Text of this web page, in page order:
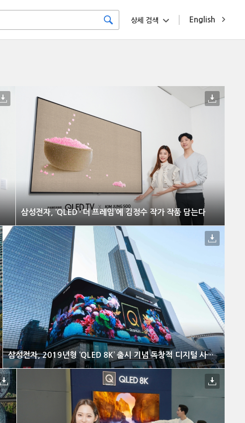
English
상세 검색
삼성전자, ‘QLED’·‘더 프레임’에 김정수 작가 작품 담는다
삼성전자, 2019년형 ‘QLED 8K’ 출시 기념 독창적 디지털 사이니지 광고 선보여